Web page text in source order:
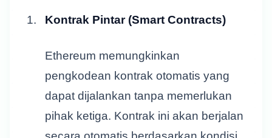
Kontrak Pintar (Smart Contracts)
Ethereum memungkinkan
pengkodean kontrak otomatis yang
dapat dijalankan tanpa memerlukan
pihak ketiga. Kontrak ini akan berjalan